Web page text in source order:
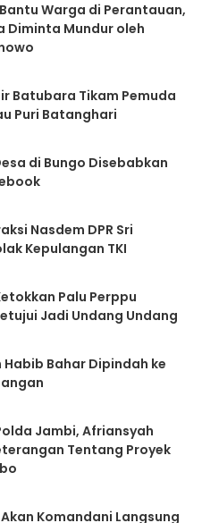
Bantu Warga di Perantauan,
Diminta Mundur oleh
Batubara Tikam Pemuda
Puri Batanghari
di Bungo Disebabkan
Nasdem DPR Sri
Kepulangan TKI
Palu Perppu
Jadi Undang Undang
Habib Bahar Dipindah ke
Jambi, Afriansyah
Tentang Proyek
Komandani Langsung